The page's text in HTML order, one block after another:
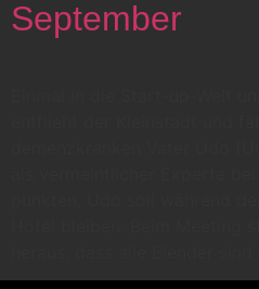
September